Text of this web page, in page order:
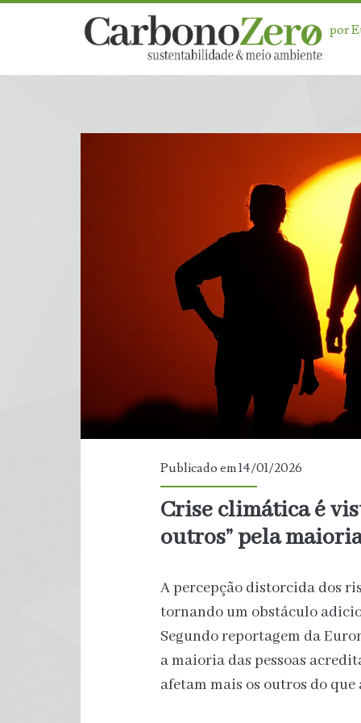
por
2026</span>
Publicado em 14/01/2026
Crise climática é
outros” pela
A percepção distorcida dos
tornando um obstáculo
Segundo reportagem da
a maioria das pessoas
afetam mais os outros do